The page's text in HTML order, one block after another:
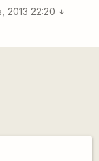
2013 22:20 arrow_downward